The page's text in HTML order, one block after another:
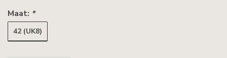
Maat: *
42 (UK8)